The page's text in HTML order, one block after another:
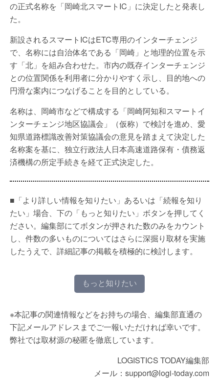
の正式名称を「岡崎北スマートIC」に決定したと発表し
た。
新設されるスマートICはETC専用のインターチェンジ
で、名称には自治体名である「岡崎」と地理的位置を示
す「北」を組み合わせた。市内の既存インターチェンジ
との位置関係を利用者に分かりやすく示し、目的地への
円滑な案内につなげることを目的としている。
名称は、岡崎市などで構成する「岡崎阿知和スマートイ
ンターチェンジ地区協議会」（仮称）で検討を進め、愛
知県道路標識改善対策協議会の意見を踏まえて決定した
名称案を基に、独立行政法人日本高速道路保有・債務返
済機構の所定手続きを経て正式決定した。
■「より詳しい情報を知りたい」あるいは「続報を知り
たい」場合、下の「もっと知りたい」ボタンを押してく
ださい。編集部にてボタンが押された数のみをカウント
し、件数の多いものについてはさらに深掘り取材を実施
したうえで、詳細記事の掲載を積極的に検討します。
もっと知りたい
※本記事の関連情報などをお持ちの場合、編集部直通の
下記メールアドレスまでご一報いただければ幸いです。
弊社では取材源の秘匿を徹底しています。
LOGISTICS TODAY編集部
メール：support@logi-today.com